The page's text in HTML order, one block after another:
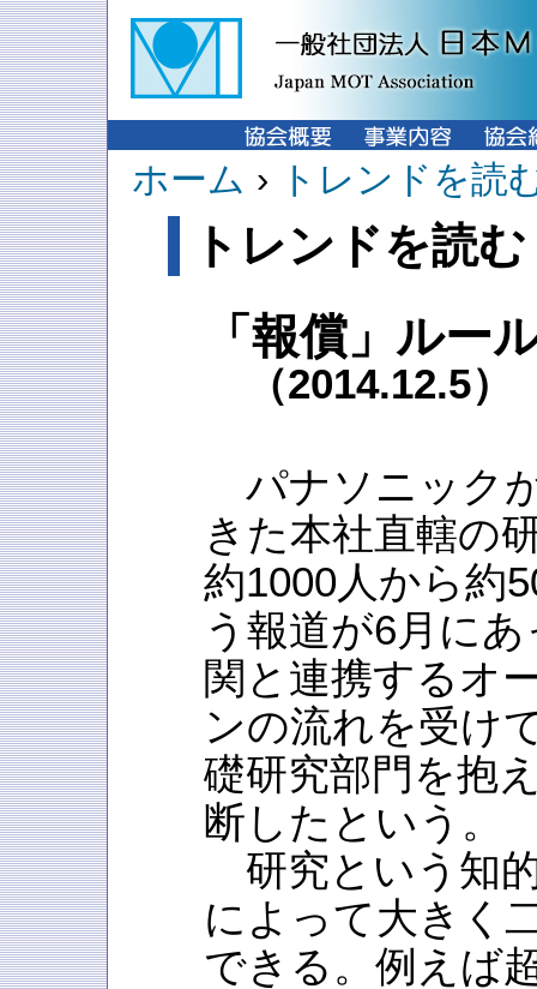
ホーム › トレンドを読
トレンドを読
「報償」ルー
（2014.12.5）
パナソニック
きた本社直轄の
約1000人から約
う報道が6月に
関と連携するオ
ンの流れを受け
礎研究部門を抱
断したという。
研究という知
によって大きく
できる。例えば